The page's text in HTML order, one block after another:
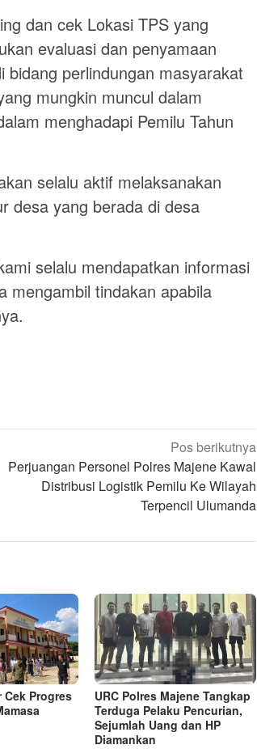
dan cek Lokasi TPS yang
evaluasi dan penyamaan
perlindungan masyarakat
mungkin muncul dalam
menghadapi Pemilu Tahun
selalu aktif melaksanakan
desa yang berada di desa
selalu mendapatkan informasi
mengambil tindakan apabila
Pos berikutnya
Perjuangan Personel Polres Majene Kawal
Distribusi Logistik Pemilu Ke Wilayah
Terpencil Ulumanda
Cek Progres
URC Polres Majene Tangkap
Terduga Pelaku Pencurian,
Sejumlah Uang dan HP
Diamankan